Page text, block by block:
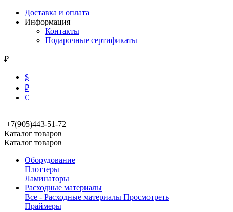
Доставка и оплата
Информация
Контакты
Подарочные сертификаты
₽
$
₽
€
+7(905)443-51-72
Каталог товаров
Каталог товаров
Оборудование
Плоттеры
Ламинаторы
Расходные материалы
Все - Расходные материалы Просмотреть
Праймеры